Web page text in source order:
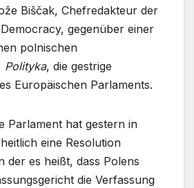
Biščak, Chefredakteur der
gegenüber einer
polnischen
Polityka, die gestrige
Europäischen Parlaments.
Parlament hat gestern in
eine Resolution
der es heißt, dass Polens
die Verfassung